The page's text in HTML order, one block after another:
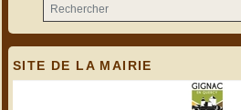
SITE DE LA MAIRIE